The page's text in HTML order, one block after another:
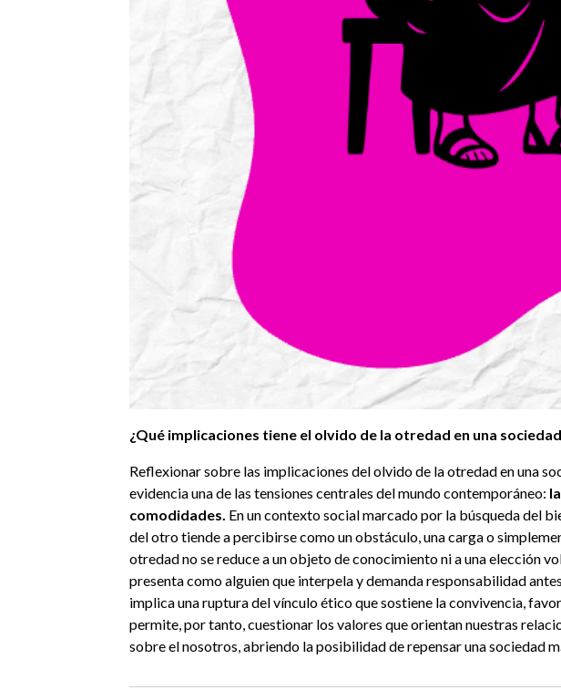
¿Qué implicaciones tiene el olvido de la otredad en una
Reflexionar sobre las implicaciones del olvido de la otredad en una
evidencia una de las tensiones centrales del mundo contemporáneo:
comodidades. En un contexto social marcado por la búsqueda del
del otro tiende a percibirse como un obstáculo, una carga o
otredad no se reduce a un objeto de conocimiento ni a una elección
presenta como alguien que interpela y demanda responsabilidad
implica una ruptura del vínculo ético que sostiene la convivencia,
permite, por tanto, cuestionar los valores que orientan nuestras
sobre el nosotros, abriendo la posibilidad de repensar una sociedad